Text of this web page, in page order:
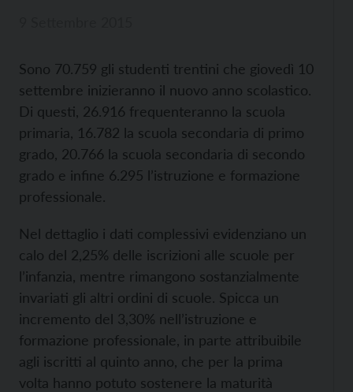
Sono 70.759 gli studenti trentini che giovedì 10
settembre inizieranno il nuovo anno scolastico.
Di questi, 26.916 frequenteranno la scuola
primaria, 16.782 la scuola secondaria di primo
grado, 20.766 la scuola secondaria di secondo
grado e infine 6.295 l’istruzione e formazione
professionale.
Nel dettaglio i dati complessivi evidenziano un
calo del 2,25% delle iscrizioni alle scuole per
l’infanzia, mentre rimangono sostanzialmente
invariati gli altri ordini di scuole. Spicca un
incremento del 3,30% nell’istruzione e
formazione professionale, in parte attribuibile
agli iscritti al quinto anno, che per la prima
volta hanno potuto sostenere la maturità